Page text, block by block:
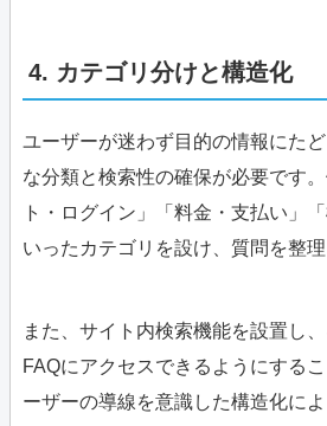
4. カテゴリ分けと構造化
ユーザーが迷わず目的の情報にた
な分類と検索性の確保が必要です
ト・ログイン」「料金・支払い」
いったカテゴリを設け、質問を整理
また、サイト内検索機能を設置し
FAQにアクセスできるようにする
ーザーの導線を意識した構造化に